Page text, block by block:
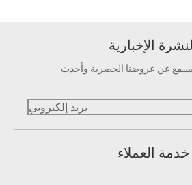
الإخبارية
عن عروضنا الحصرية وأحدث
خدمة العملاء